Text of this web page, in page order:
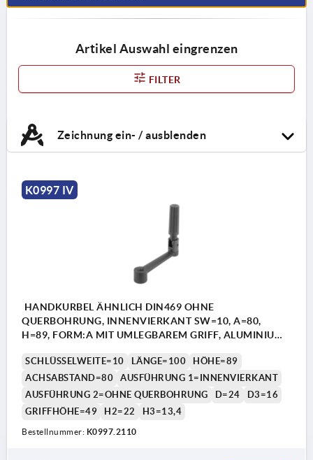
Artikel Auswahl eingrenzen
FILTER
Zeichnung ein- / ausblenden
K0997 IV
HANDKURBEL ÄHNLICH DIN469 OHNE
QUERBOHRUNG, INNENVIERKANT SW=10, A=80,
H=89, FORM:A MIT UMLEGBAREM GRIFF, ALUMINIUM
KOMP:THERMOPLAST SCHWARZ
SCHLÜSSELWEITE=10 LÄNGE=100
HÖHE=89
ACHSABSTAND=80
AUSFÜHRUNG 1=INNENVIERKANT
AUSFÜHRUNG 2=OHNE QUERBOHRUNG
D=24
D3=16
GRIFFHÖHE=49
H2=22 H3=13,4
Bestellnummer: K0997.2110